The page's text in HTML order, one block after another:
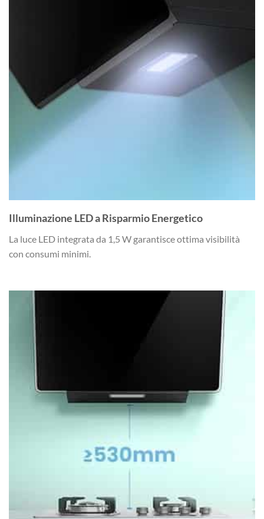
Illuminazione LED a Risparmio Energetico
La luce LED integrata da 1,5 W garantisce ottima visibilità
con consumi minimi.